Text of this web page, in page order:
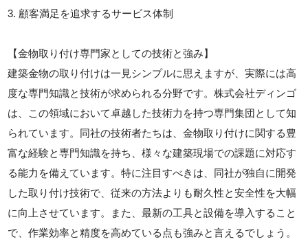
3. 顧客満足を追求するサービス体制
【金物取り付け専門家としての技術と強み】
建築金物の取り付けは一見シンプルに思えますが、実際には高
度な専門知識と技術が求められる分野です。株式会社ディンゴ
は、この領域において卓越した技術力を持つ専門集団として知
られています。同社の技術者たちは、金物取り付けに関する豊
富な経験と専門知識を持ち、様々な建築現場での課題に対応す
る能力を備えています。特に注目すべきは、同社が独自に開発
した取り付け技術で、従来の方法よりも耐久性と安全性を大幅
に向上させています。また、最新の工具と設備を導入すること
で、作業効率と精度を高めている点も強みと言えるでしょう。